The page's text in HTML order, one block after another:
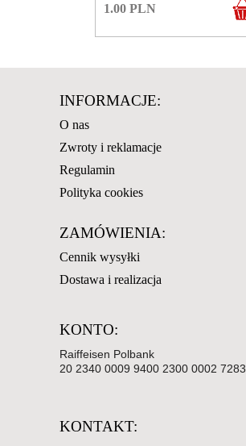
1.00 PLN
INFORMACJE:
O nas
Zwroty i reklamacje
Regulamin
Polityka cookies
ZAMÓWIENIA:
Cennik wysyłki
Dostawa i realizacja
KONTO:
Raiffeisen Polbank
20 2340 0009 9400 2300 0002 7283
KONTAKT: